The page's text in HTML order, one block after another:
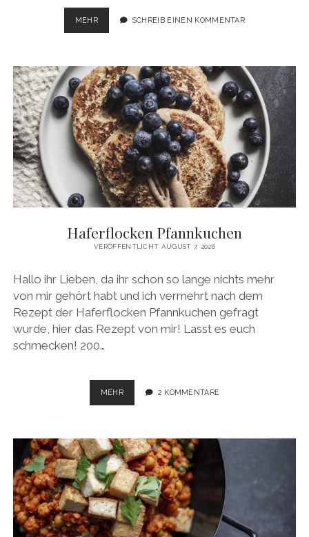
MEHRAMERIKANISCHER
KEESEKUCHEN
SCHREIB EINEN KOMMENTAR
Haferflocken Pfannkuchen
VERÖFFENTLICHT AUGUST 7, 2026
Hallo ihr Lieben, da ihr schon so lange nichts mehr
von mir gehört habt und ich vermehrt nach dem
Rezept der Haferflocken Pfannkuchen gefragt
wurde, hier das Rezept von mir! Lasst es euch
schmecken! 200…
MEHRHAFERFLOCKEN
PFANNKUCHEN
2 KOMMENTARE